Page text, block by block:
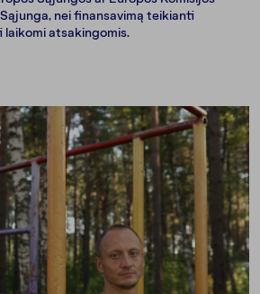
nei finansavimą teikianti
atsakingomis.